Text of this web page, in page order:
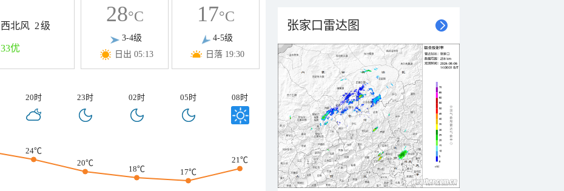
西北风 2级
33优
28°C
3-4级
日出 05:13
17°C
4-5级
日落 19:30
20时 23时 02时 05时 08时
24℃
20℃
18℃ 17℃
21℃
张家口雷达图